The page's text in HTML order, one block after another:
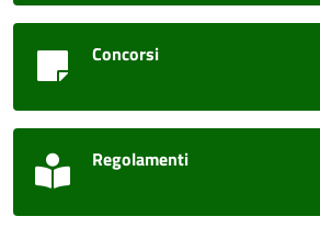
Concorsi
Regolamenti